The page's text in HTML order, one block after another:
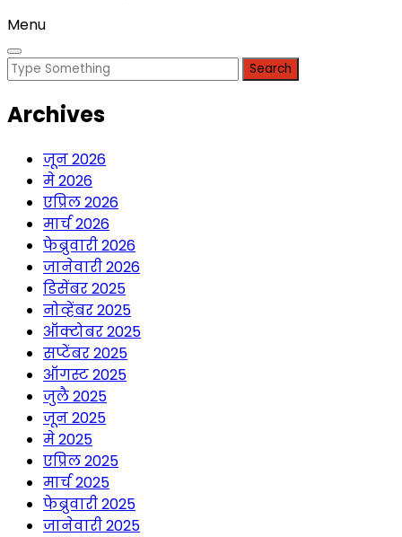
Menu
Search
Archives
जून 2026
मे 2026
एप्रिल 2026
मार्च 2026
फेब्रुवारी 2026
जानेवारी 2026
डिसेंबर 2025
नोव्हेंबर 2025
ऑक्टोबर 2025
सप्टेंबर 2025
ऑगस्ट 2025
जुलै 2025
जून 2025
मे 2025
एप्रिल 2025
मार्च 2025
फेब्रुवारी 2025
जानेवारी 2025